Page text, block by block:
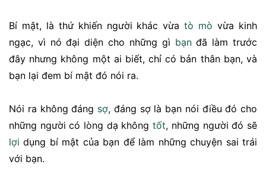
Bí mật, là thứ khiến người khác vừatò mò vừa kinh
ngạc, vì nó đại diện cho những gì bạnđã làm trước
đây nhưng không một ai biết, chỉ có bản thân bạn, và
bạn lại đem bí mật đó nói ra.
Nói ra không đáng sợ, đáng sợ là bạn nói điều đó cho
những người có lòng dạ khôngtốt, những người đó sẽ
lợi dụng bí mật của bạn để làm những chuyện sai trái
với bạn.